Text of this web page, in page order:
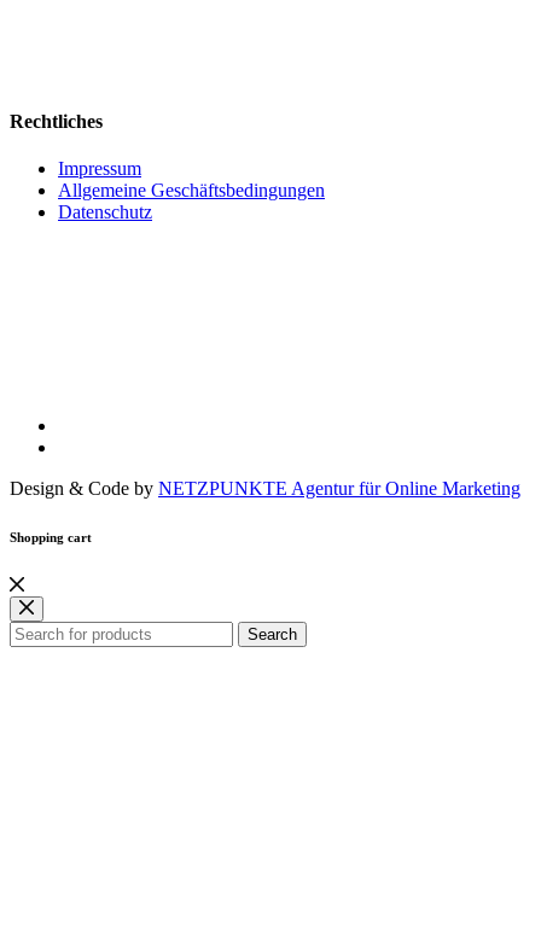
Rechtliches
Impressum
Allgemeine Geschäftsbedingungen
Datenschutz
Design & Code by NETZPUNKTE Agentur für Online Marketing
Shopping cart
Search